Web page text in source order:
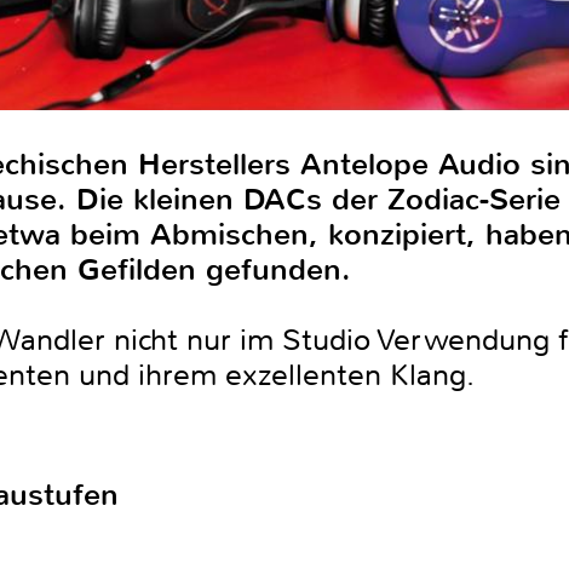
Herstellers Antelope Audio
Die kleinen DACs der Zodiac-
beim Abmischen, konzipiert,
Gefilden gefunden.
nicht nur im Studio Verwendung
und ihrem exzellenten Klang.